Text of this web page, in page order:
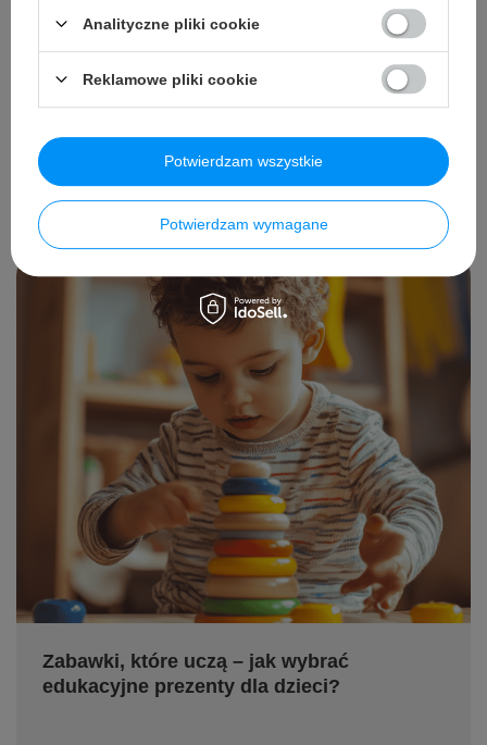
Wyprawka do przedszkola – co naprawdę
się przyda?
Czytaj więcej
Zabawki, które uczą – jak wybrać
edukacyjne prezenty dla dzieci?
Analityczne pliki cookie
Reklamowe pliki cookie
Potwierdzam wymagane
Potwierdzam wszystkie